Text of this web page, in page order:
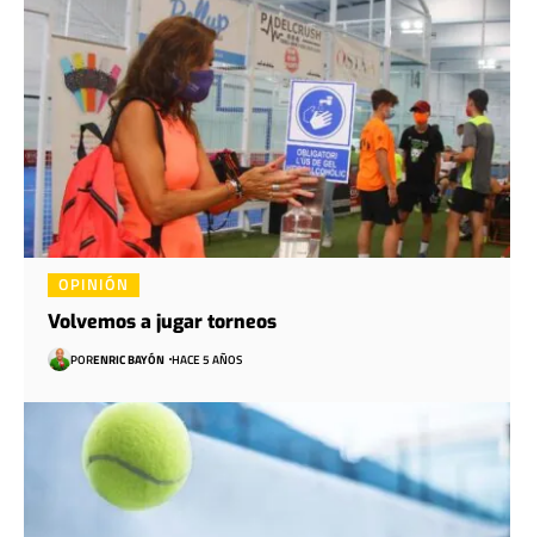
OPINIÓN
Volvemos a jugar torneos
PORENRIC BAYÓN HACE 5 AÑOS